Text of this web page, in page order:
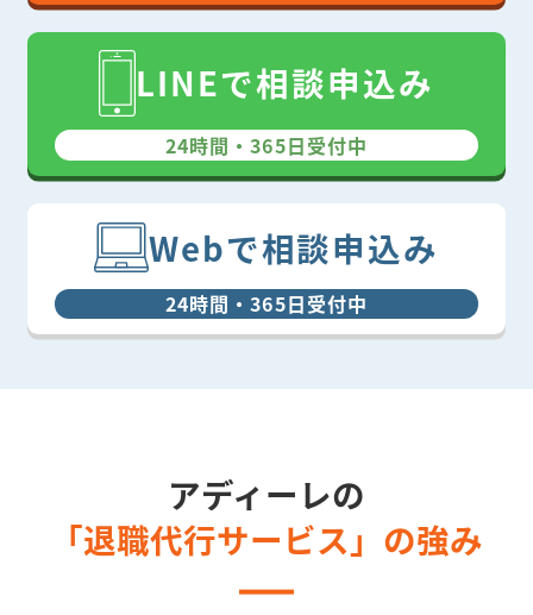
LINEで相談申込み
24時間・365日受付中
Webで相談申込み
24時間・365日受付中
アディーレの
「退職代行サービス」の強み